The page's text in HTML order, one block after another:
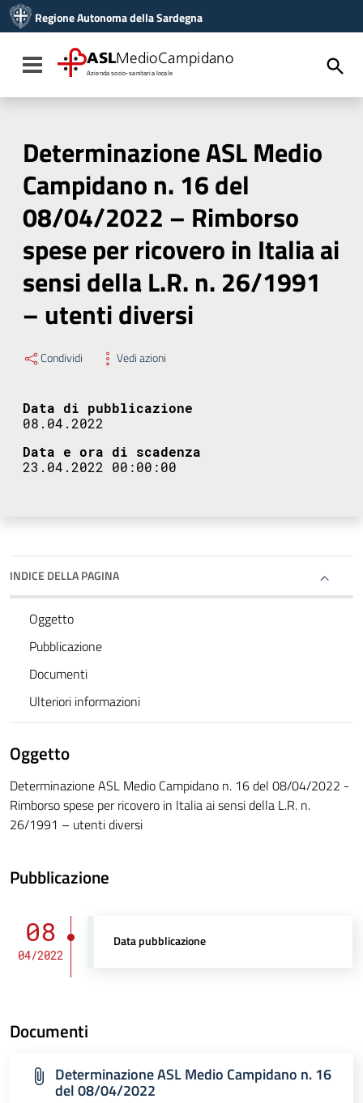
Vai al menu di navigazione
Vai al footer
Regione Autonoma della Sardegna
Toggle navigation
ASLMedioCampidano
Azienda socio-sanitaria locale
Determinazione ASL Medio
Campidano n. 16 del
08/04/2022 – Rimborso
spese per ricovero in Italia ai
sensi della L.R. n. 26/1991
– utenti diversi
Condividi Vedi azioni
Data di pubblicazione
08.04.2022
Data e ora di scadenza
23.04.2022 00:00:00
INDICE DELLA PAGINA
Oggetto
Pubblicazione
Documenti
Ulteriori informazioni
Oggetto
Determinazione ASL Medio Campidano n. 16 del 08/04/2022 -
Rimborso spese per ricovero in Italia ai sensi della L.R. n.
26/1991 – utenti diversi
Pubblicazione
08
04/2022
Data pubblicazione
Documenti
Determinazione ASL Medio Campidano n. 16
del 08/04/2022